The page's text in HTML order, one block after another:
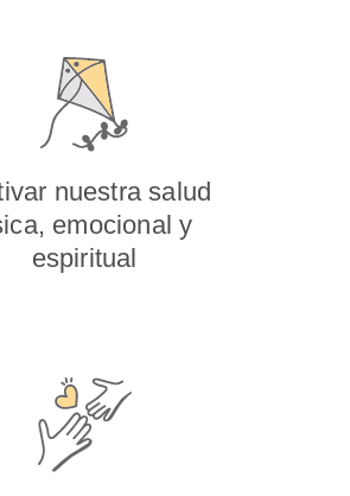
nuestra salud
emocional y
espiritual